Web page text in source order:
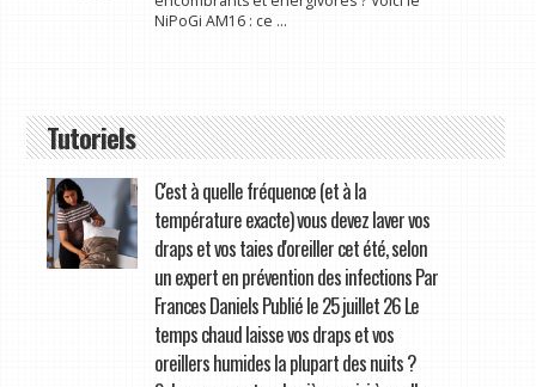
NiPoGi AM16 : ce ...
Tutoriels
C'est à quelle fréquence (et à la
température exacte) vous devez laver vos
draps et vos taies d'oreiller cet été, selon
un expert en prévention des infections Par
Frances Daniels Publié le 25 juillet 26 Le
temps chaud laisse vos draps et vos
oreillers humides la plupart des nuits ?